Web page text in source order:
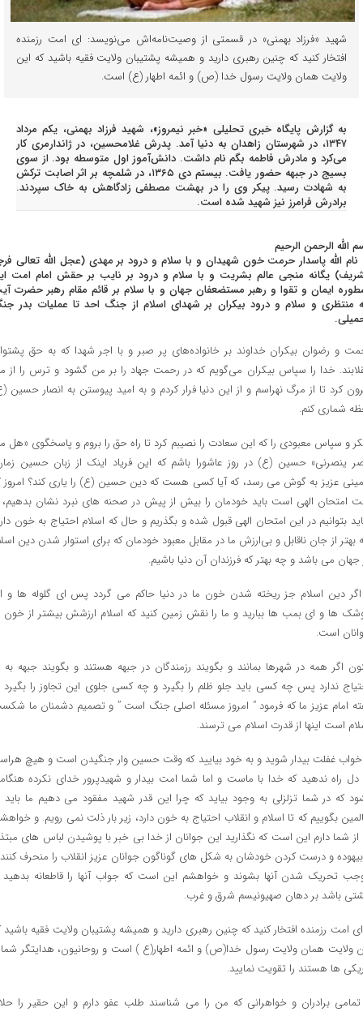
شهید «فرزاد بهمنی» در قسمتی از وصیت‌نامه‌اش می‌نویسد: ای امت رزمنده
افتخار کنید که چنین رهبری دارید و همیشه پشتیبان ولایت فقیه باشید که این
ولایت همان ولایت رسول خدا (ص) و ائمه اطهار (ع) است.
به گزارش پایگاه خبری تحلیلی «خبر نیمروز»، شهید فرزاد بهمنی، یکم مرداد
۱۳۴۷، در شهرستان زاهدان به دنیا آمد. پدرش غلامحسین، در ژاندارمری کار
می‌کرد و مادرش فاطمه بگم نام داشت. دانش‌آموز اول متوسطه بود. از سوی
بسیج در جبهه حضور یافت. بیستم دی ۱۳۶۵، در شلمچه بر اثر اصابت ترکش
به شهادت رسید. پیکر وی را در بهشت مصطفی زادگاهش به خاک سپردند.
برادرش فرامرز نیز شهید شده است.
الله الرحمن الرحیم
نام الله پاسدار حرمت خون شهیدان و با سلام و درود بر مهدی (عجل الله تعالی
یگانه منجی عالم بشریت و با سلام و درود بر نایب بر حقش امام امت
ایمان و تقوا و رهبر مستضعفان جهان و با سلام بر قائم مقام رهبر حضرت
منتظری و سلام و درود بیکران بر شهدای اسلام از جنگ احد تا عملیات بدر
و رضوان بیکران خداوند بر خانواده‌های پر صبر و با اجر شهدا که به حق
خدا را سپاس بیکران می‌گویم که در رحمت جهاد را بر من گشود و ترس را از
کرد تا از مرگ نهراسم و از این دنیا فرار کردم و به امید پیوستن به انصار حسین
شماری کنم.
و سپاس معبودی را که این سعادت را نصیبم کرد تا راه حق را بروم و پاسخگوی «هل
ینصرنی» حسین (ع) در روز عاشورا باشم که این فریاد اینک از زبان حسین
عزیز به گوش می رسد، که آیا کسی هست که دین حسین (ع) را یاری کند؟ امروز
امتحان الهی است باید خودمان را بیش از پیش در صحنه های نبرد نشان بدهیم،
بتوانیم در این امتحان الهی قبول شده و بگذریم و حال که اسلام احتیاج به خون
بهتر از جان ناقابل و بی‌ارزش ما در مقابل معبود خودمان که برای استوار شدن دین
جهان می باشد و چه بهتر که فرزندان آن دنیا باشیم.
دین اسلام جز ریخته شدن خون ما در دنیا حاکم می گردد پس ای گلوله ها و
ها و ای بمب ها ببارید و ما را نقش زمین کنید که اسلام ارزشش بیشتر از خون
است.
اگر همه در شهرها بمانند و بگویند رزمندگان در جبهه هستند و بگویند جبهه به
ندارد پس چه کسی باید جلو ظلم را بگیرد و چه کسی جلوی این تجاوز را بگیرد
امام عزیز ما که فرمود ” امروز مسئله اصلی جنگ است ” و تصمیم دشمنان ما
است اینها از قدرت اسلام می ترسند.
خواب غفلت بیدار شوید و به خود بیایید که وقت حسین وار جنگیدن است و هیچ
دل راه ندهید که خدا با ماست و اما شما امت بیدار و شهیدپرور خدای نکرده
که در شما تزلزلی به وجود بیاید که چرا این قدر شهید مفقود می دهیم ما باید
بگوییم که تا اسلام و انقلاب احتیاج به خون دارد، زیر بار ذلت نمی رویم. و
از شما دارم این است که نگذارید این جوانان از خدا بی خبر با پوشیدن لباس های
و درست کردن خودشان به شکل های گوناگون جوانان عزیز انقلاب را منحرف
تحریک شدن آنها بشوند و خواهشم این است که جواب آنها را قاطعانه بدهید
باشد بر دهان صهیونیسم شرق و غرب.
امت رزمنده افتخار کنید که چنین رهبری دارید و همیشه پشتیبان ولایت فقیه باشید
ولایت همان ولایت رسول خدا(ص) و ائمه اطهار(ع ) است و روحانیون، هدایتگر شما
ها هستند را تقویت نمایید.
تمامی برادران و خواهرانی که من را می شناسند طلب عفو دارم و این حقیر را